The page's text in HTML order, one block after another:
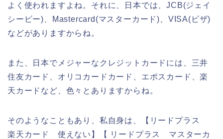
よく使われますよね。それに、日本では、JCB(ジェイ
シービー)、Mastercard(マスターカード)、VISA(ビザ)
などがありますからね。
また、日本でメジャーなクレジットカードには、三井
住友カード、オリコカードカード、エポスカード、楽
天カードなど、色々とありますからね。
そのようなこともあり、私自身は、【リードプラス
楽天カード 使えない】【 リードプラス マスターカ